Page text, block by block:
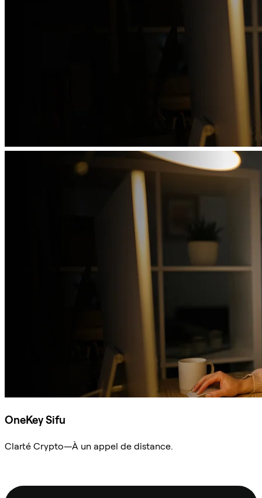
OneKey Sifu
Clarté Crypto—À un appel de distance.